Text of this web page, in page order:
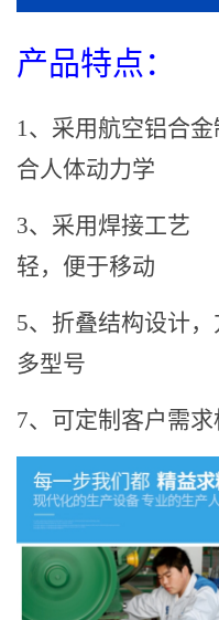
产品特点：
1、采用航空铝
合人体动力学
3、采用焊接
轻，便于移动
5、折叠结构设计
多型号
7、可定制客户需求